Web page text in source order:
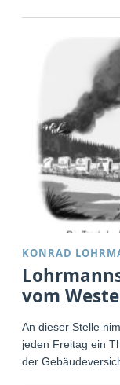
KONRAD
vom
An dieser Stelle
jeden Freitag ein
der